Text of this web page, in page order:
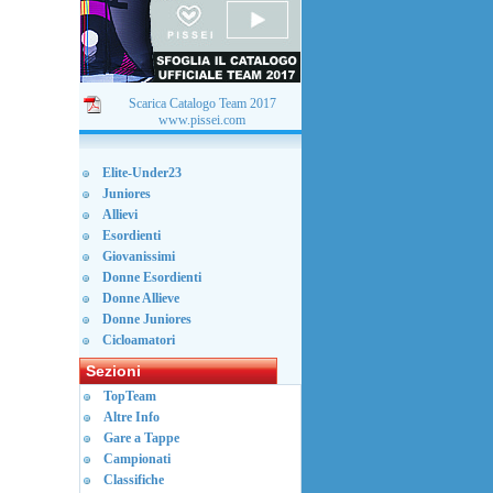
Scarica Catalogo Team 2017
www.pissei.com
Elite-Under23
Juniores
Allievi
Esordienti
Giovanissimi
Donne Esordienti
Donne Allieve
Donne Juniores
Cicloamatori
Sezioni
TopTeam
Altre Info
Gare a Tappe
Campionati
Classifiche